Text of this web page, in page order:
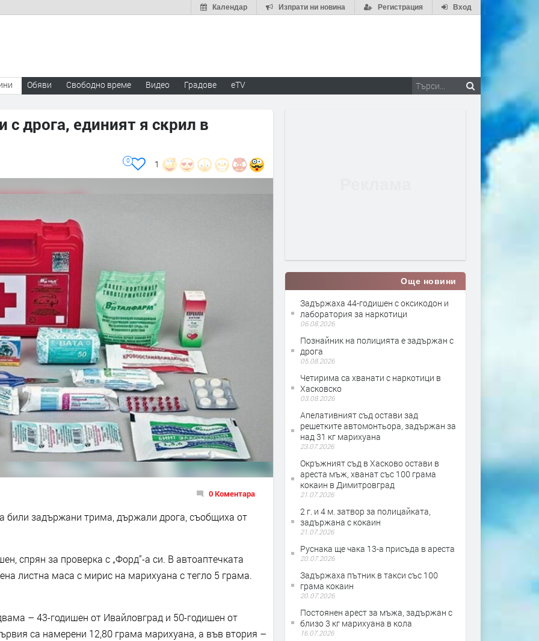
Вход
Регистрация
Изпрати ни новина
Календар
Обяви Свободно време Видео Градове eTV
дрога, единият я скрил в
1
0
0 Коментара
били задържани трима, държали дрога, съобщиха от
спрян за проверка с „Форд“-а си. В автоаптечката
листна маса с мирис на марихуана с тегло 5 грама.
– 43-годишен от Ивайловград и 50-годишен от
са намерени 12,80 грама марихуана, а във втория –
Още новини
Задържаха 44-годишен с оксикодон и
лаборатория за наркотици
06.08.2026
Познайник на полицията е задържан с
дрога
05.08.2026
Четирима са хванати с наркотици в
Хасковско
03.08.2026
Апелативният съд остави зад
решетките автомонтьора, задържан за
над 31 кг марихуана
23.07.2026
Окръжният съд в Хасково остави в
ареста мъж, хванат със 100 грама
кокаин в Димитровград
21.07.2026
2 г. и 4 м. затвор за полицайката,
задържана с кокаин
21.07.2026
Руснака ще чака 13-а присъда в ареста
20.07.2026
Задържаха пътник в такси със 100
грама кокаин
20.07.2026
Постоянен арест за мъжа, задържан с
близо 3 кг марихуана в кола
16.07.2026